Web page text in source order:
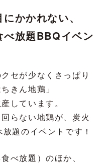
かかれない、
べ放題BBQイベン
セが少なくさっぱり
きん地鶏」
しています。
らない地鶏が、炭火
題のイベントです！
べ放題）のほか、